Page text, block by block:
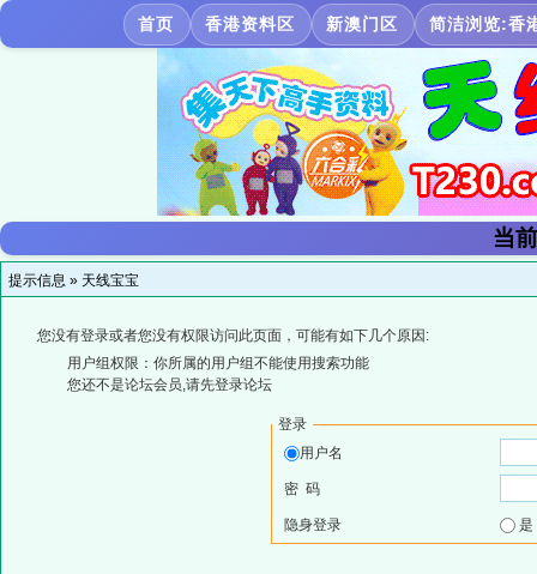
首页 香港资料区 新澳门区 简洁浏览:香
当
提示信息 » 天线宝宝
您没有登录或者您没有权限访问此页面，可能有如下几个原因:
用户组权限：你所属的用户组不能使用搜索功能
您还不是论坛会员,请先登录论坛
登录
用户名
密 码
隐身登录